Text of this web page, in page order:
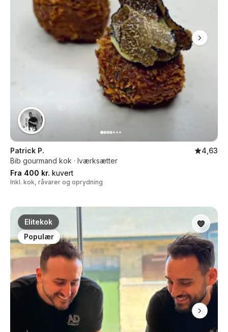
Patrick P.
4,63
Bib gourmand kok · Iværksætter
Fra 400 kr. kuvert
Inkl. kok, råvarer og oprydning
Elitekok
Populær